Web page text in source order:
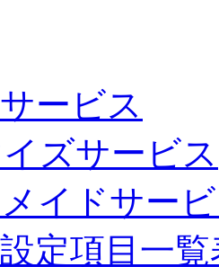
ービス
ズサービス
イドサー
定項目一覧